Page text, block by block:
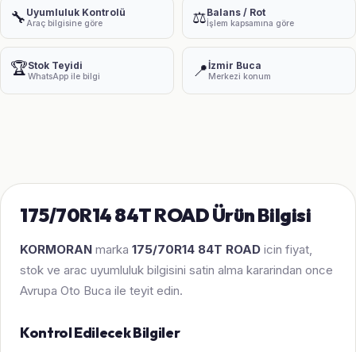
🔧 Uyumluluk Kontrolü
Araç bilgisine göre ⚖️Balans / Rot
İşlem kapsamına göre
🏆Stok Teyidi
WhatsApp ile bilgi 📍İzmir Buca
Merkezi konum
175/70R14 84T ROAD Ürün Bilgisi
KORMORAN marka 175/70R14 84T ROAD icin fiyat,
stok ve arac uyumluluk bilgisini satin alma kararindan once
Avrupa Oto Buca ile teyit edin.
Kontrol Edilecek Bilgiler